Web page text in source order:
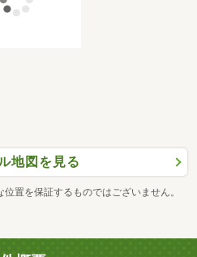
地図を見る
置を保証するものではございません。